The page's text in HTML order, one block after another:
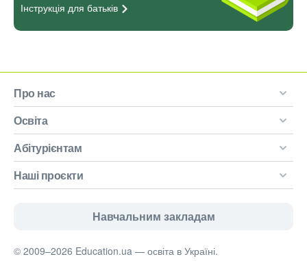
Інструкція для батьків
Про нас
Освіта
Абітурієнтам
Наші проєкти
Навчальним закладам
© 2009–2026 Education.ua — освіта в Україні.